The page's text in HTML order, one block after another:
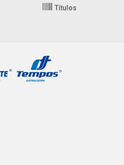
Títulos